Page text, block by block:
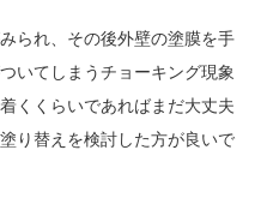
られ、その後外壁の塗膜を手
いてしまうチョーキング現象
くくらいであればまだ大丈夫
り替えを検討した方が良いで